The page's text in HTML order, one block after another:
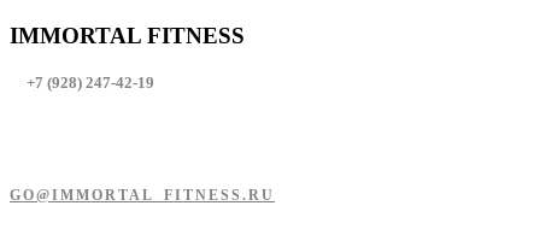
IMMORTAL FITNESS
+7 (928) 247-42-19
GO@IMMORTAL_FITNESS.RU